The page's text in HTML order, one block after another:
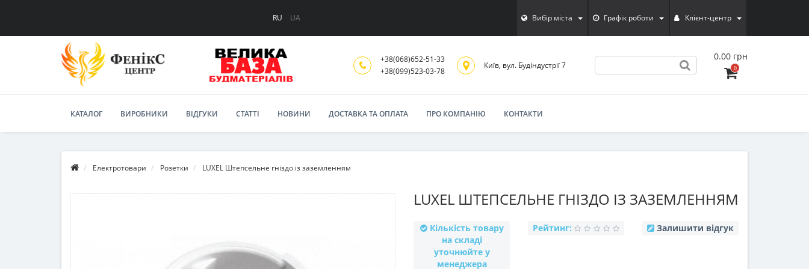
RU UA Вибiр мiста Графік роботи Клієнт-центр
+38(068)652-51-33
‎+38(099)523-03-78
Київ, вул. Будіндустрії 7
0.00 грн
0
КАТАЛОГ ВИРОБНИКИ ВІДГУКИ СТАТТІ НОВИНИ ДОСТАВКА ТА ОПЛАТА ПРО КОМПАНІЮ КОНТАКТИ
Електротовари Розетки LUXEL Штепсельне гніздо із заземленням
LUXEL ШТЕПСЕЛЬНЕ ГНІЗДО ІЗ ЗАЗЕМЛЕННЯМ
Кількість товару
на складі
уточнюйте у
менеджера
Рейтинг: Залишити відгук